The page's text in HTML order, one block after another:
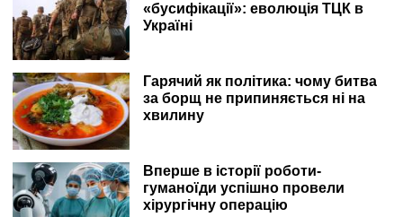
«бусифікації»: еволюція ТЦК в
Україні
Гарячий як політика: чому битва
за борщ не припиняється ні на
хвилину
Вперше в історії роботи-
гуманоїди успішно провели
хірургічну операцію